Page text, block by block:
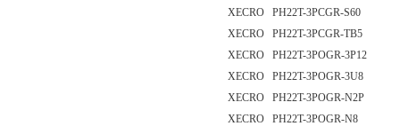
XECRO PH22T-3PCGR-S60
XECRO PH22T-3PCGR-TB5
XECRO PH22T-3POGR-3P12
XECRO PH22T-3POGR-3U8
XECRO PH22T-3POGR-N2P
XECRO PH22T-3POGR-N8